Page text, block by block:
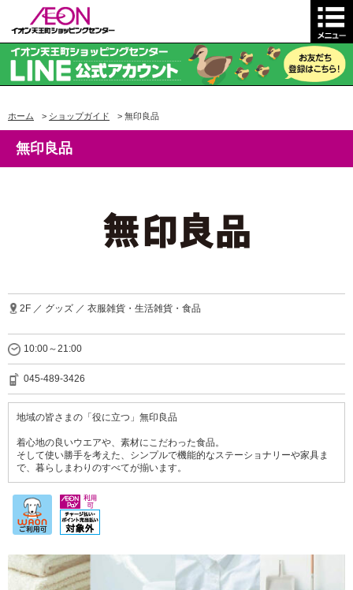
ホーム > ショップガイド > 無印良品
無印良品
2F ／ グッズ ／ 衣服雑貨・生活雑貨・食品
10:00～21:00
045-489-3426
地域の皆さまの「役に立つ」無印良品
着心地の良いウエアや、素材にこだわった食品。
そして使い勝手を考えた、シンプルで機能的なステーショナリーや家具ま
で、暮らしまわりのすべてが揃います。